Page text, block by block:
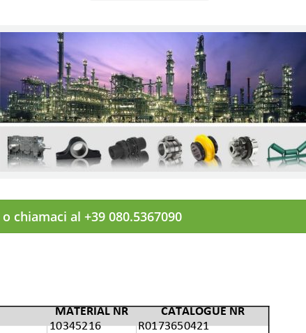
chiamaci al +39 080.5367090
MATERIAL NR
CATALOGUE NR
10345216
R0173650421